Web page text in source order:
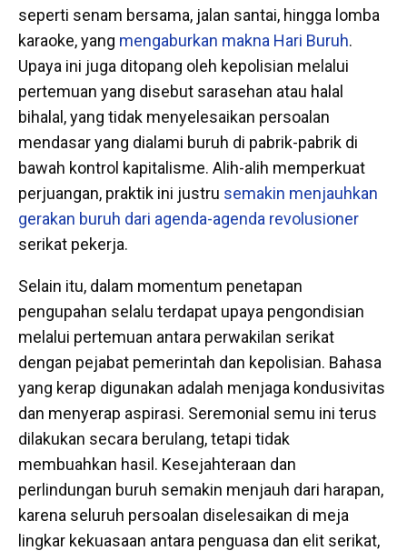
seperti senam bersama, jalan santai, hingga lomba
karaoke, yang mengaburkan makna Hari Buruh.
Upaya ini juga ditopang oleh kepolisian melalui
pertemuan yang disebut sarasehan atau halal
bihalal, yang tidak menyelesaikan persoalan
mendasar yang dialami buruh di pabrik-pabrik di
bawah kontrol kapitalisme. Alih-alih memperkuat
perjuangan, praktik ini justru semakin menjauhkan
gerakan buruh dari agenda-agenda revolusioner
serikat pekerja.
Selain itu, dalam momentum penetapan
pengupahan selalu terdapat upaya pengondisian
melalui pertemuan antara perwakilan serikat
dengan pejabat pemerintah dan kepolisian. Bahasa
yang kerap digunakan adalah menjaga kondusivitas
dan menyerap aspirasi. Seremonial semu ini terus
dilakukan secara berulang, tetapi tidak
membuahkan hasil. Kesejahteraan dan
perlindungan buruh semakin menjauh dari harapan,
karena seluruh persoalan diselesaikan di meja
lingkar kekuasaan antara penguasa dan elit serikat,